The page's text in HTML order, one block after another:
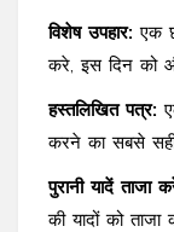
विशेष उपहार: एक
करे, इस दिन को
हस्तलिखित पत्र:
करने का सबसे
पुरानी यादें ताजा
की यादों को ताजा